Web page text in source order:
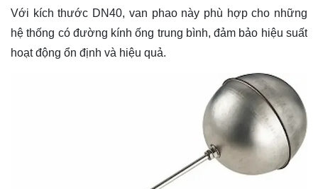
Với kích thước DN40, van phao này phù hợp cho những
hệ thống có đường kính ống trung bình, đảm bảo hiệu suất
hoạt động ổn định và hiệu quả.